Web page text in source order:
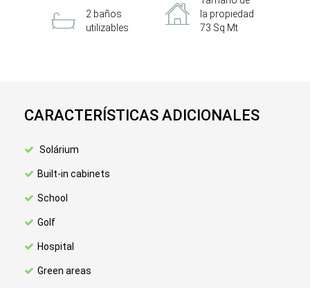
2 baños
utilizables
la propiedad
73 Sq Mt
CARACTERÍSTICAS ADICIONALES
Solárium
Built-in cabinets
School
Golf
Hospital
Green areas